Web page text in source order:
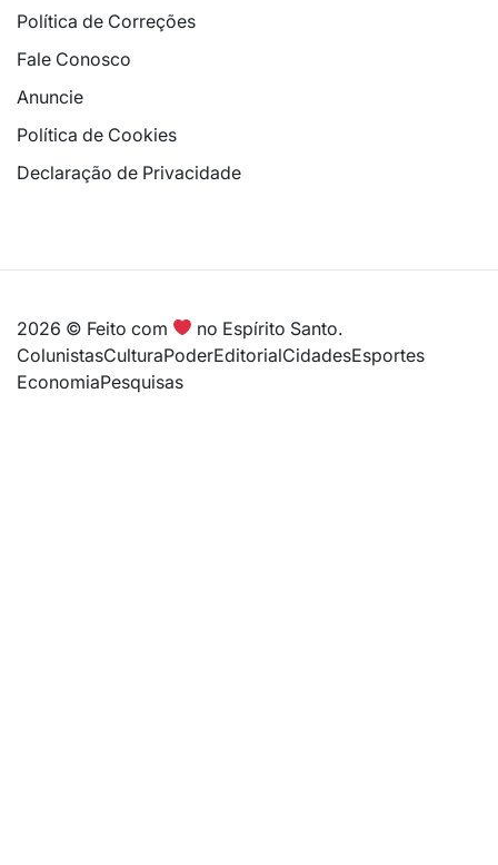
Política de Correções
Fale Conosco
Anuncie
Política de Cookies
Declaração de Privacidade
2026 © Feito com
no Espírito Santo.
ColunistasCulturaPoderEditorialCidadesEsportes
EconomiaPesquisas